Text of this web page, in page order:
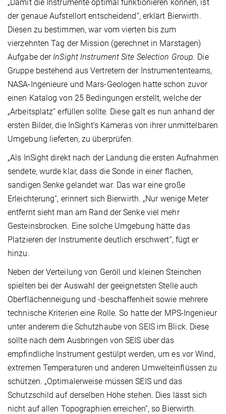
„Damit die Instrumente optimal funktionieren können, ist
der genaue Aufstellort entscheidend“, erklärt Bierwirth.
Diesen zu bestimmen, war vom vierten bis zum
vierzehnten Tag der Mission (gerechnet in Marstagen)
Aufgabe derInSight Instrument Site Selection Group. Die
Gruppe bestehend aus Vertretern der Instrumententeams,
NASA-Ingenieure und Mars-Geologen hatte schon zuvor
einen Katalog von 25 Bedingungen erstellt, welche der
„Arbeitsplatz“ erfüllen sollte. Diese galt es nun anhand der
ersten Bilder, die InSight‘s Kameras von ihrer unmittelbaren
Umgebung lieferten, zu überprüfen.
„Als InSight direkt nach der Landung die ersten Aufnahmen
sendete, wurde klar, dass die Sonde in einer flachen,
sandigen Senke gelandet war. Das war eine große
Erleichterung“, erinnert sich Bierwirth. „Nur wenige Meter
entfernt sieht man am Rand der Senke viel mehr
Gesteinsbrocken. Eine solche Umgebung hätte das
Platzieren der Instrumente deutlich erschwert“, fügt er
hinzu.
Neben der Verteilung von Geröll und kleinen Steinchen
spielten bei der Auswahl der geeignetsten Stelle auch
Oberflächenneigung und -beschaffenheit sowie mehrere
technische Kriterien eine Rolle. So hatte der MPS-Ingenieur
unter anderem die Schutzhaube von SEIS im Blick. Diese
sollte nach dem Ausbringen von SEIS über das
empfindliche Instrument gestülpt werden, um es vor Wind,
extremen Temperaturen und anderen Umwelteinflüssen zu
schützen. „Optimalerweise müssen SEIS und das
Schutzschild auf derselben Höhe stehen. Dies lässt sich
nicht auf allen Topographien erreichen“, so Bierwirth.